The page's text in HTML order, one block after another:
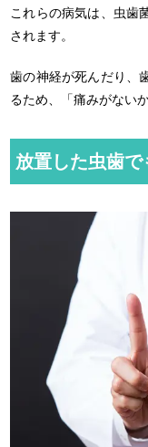
これらの病気は、虫歯
されます。
歯の神経が死んだり、
るため、「痛みがない
放置した虫歯で